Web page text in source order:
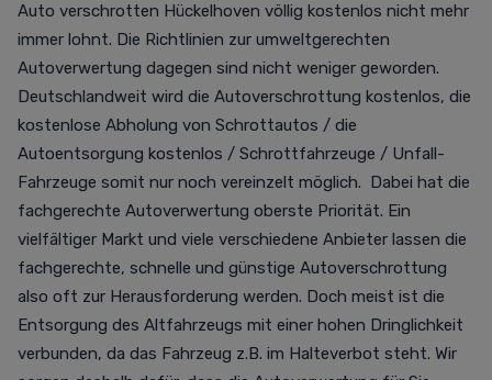
Auto verschrotten Hückelhoven völlig kostenlos nicht mehr
immer lohnt. Die Richtlinien zur umweltgerechten
Autoverwertung dagegen sind nicht weniger geworden.
Deutschlandweit wird die Autoverschrottung kostenlos, die
kostenlose Abholung von Schrottautos / die
Autoentsorgung kostenlos / Schrottfahrzeuge / Unfall-
Fahrzeuge somit nur noch vereinzelt möglich. Dabei hat die
fachgerechte Autoverwertung oberste Priorität. Ein
vielfältiger Markt und viele verschiedene Anbieter lassen die
fachgerechte, schnelle und günstige Autoverschrottung
also oft zur Herausforderung werden. Doch meist ist die
Entsorgung des Altfahrzeugs mit einer hohen Dringlichkeit
verbunden, da das Fahrzeug z.B. im Halteverbot steht. Wir